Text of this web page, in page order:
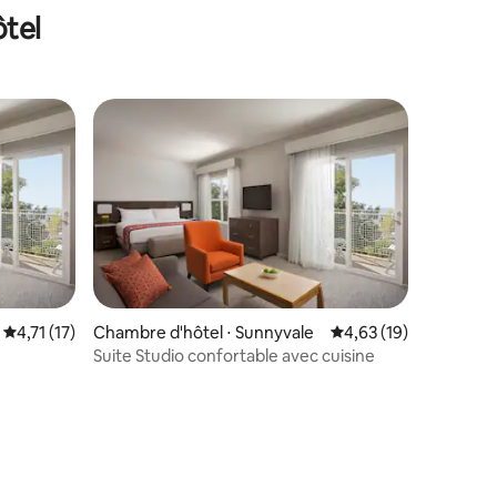
: 4,71 sur 5
Évaluation moyenne sur la base de 17 commentaires : 4,71 sur 5
4,71 (17)
Chambre d'hôtel ⋅ Sunnyvale Évaluation moyenne
4,63 (19)
Suite Studio confortable avec cuisine